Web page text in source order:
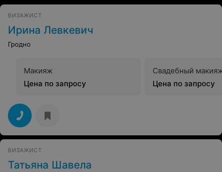
ВИЗАЖИСТ
Ирина Левкевич
Гродно
Макияж
Цена по запросу
Свадебный
Цена по запросу
ВИЗАЖИСТ
Татьяна Шавела